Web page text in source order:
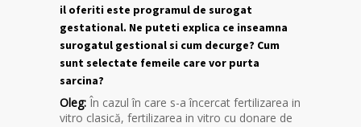
il oferiti este programul de surogat
gestational. Ne puteti explica ce inseamna
surogatul gestional si cum decurge? Cum
sunt selectate femeile care vor purta
sarcina?
Oleg: În cazul în care s-a încercat fertilizarea in
vitro clasică, fertilizarea in vitro cu donare de